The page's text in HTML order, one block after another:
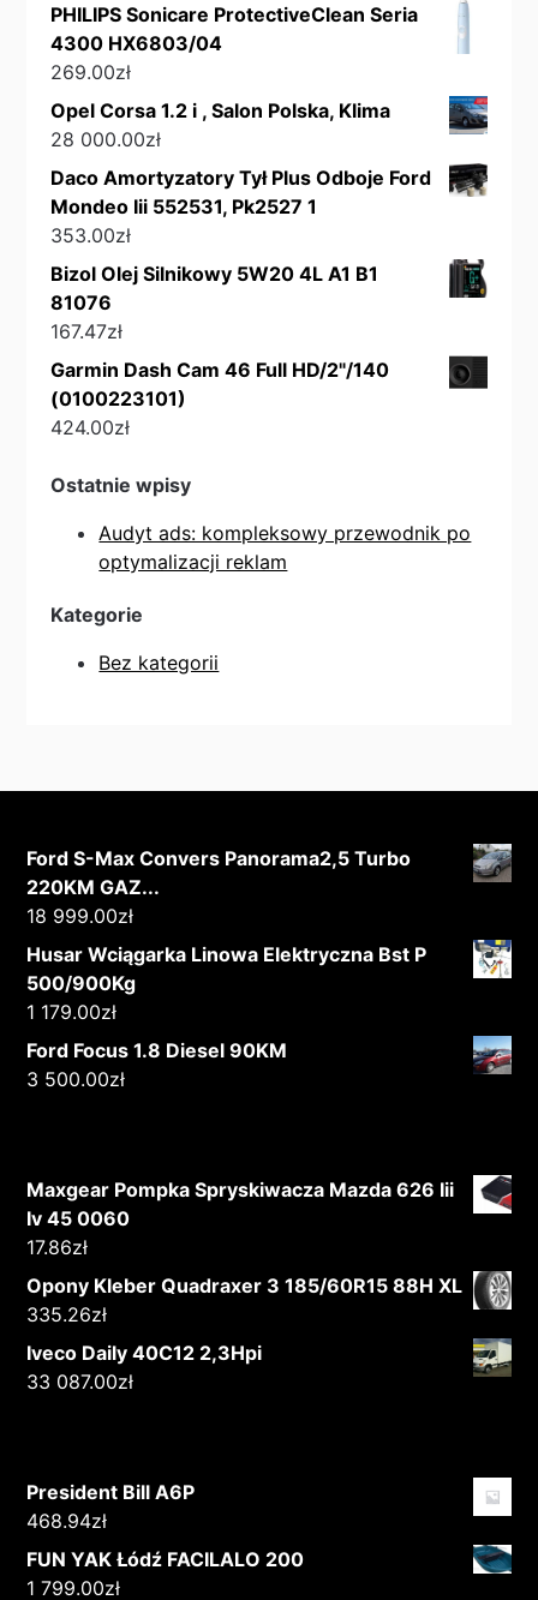
PHILIPS Sonicare ProtectiveClean Seria
4300 HX6803/04
269.00zł
Opel Corsa 1.2 i , Salon Polska, Klima
28 000.00zł
Daco Amortyzatory Tył Plus Odboje Ford
Mondeo Iii 552531, Pk2527 1
353.00zł
Bizol Olej Silnikowy 5W20 4L A1 B1
81076
167.47zł
Garmin Dash Cam 46 Full HD/2"/140
(0100223101)
424.00zł
Ostatnie wpisy
Audyt ads: kompleksowy przewodnik po
optymalizacji reklam
Kategorie
Bez kategorii
Ford S-Max Convers Panorama2,5 Turbo
220KM GAZ...
18 999.00zł
Husar Wciągarka Linowa Elektryczna Bst P
500/900Kg
1 179.00zł
Ford Focus 1.8 Diesel 90KM
3 500.00zł
Maxgear Pompka Spryskiwacza Mazda 626 Iii
Iv 45 0060
17.86zł
Opony Kleber Quadraxer 3 185/60R15 88H XL
335.26zł
Iveco Daily 40C12 2,3Hpi
33 087.00zł
President Bill A6P
468.94zł
FUN YAK Łódź FACILALO 200
1 799.00zł